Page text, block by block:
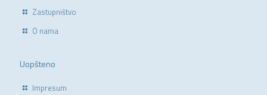
Zastupništvo
O nama
Uopšteno
Impresum